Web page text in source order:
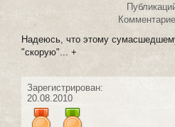
Надеюсь, что этому
"скорую"... +
Зарегистрирован:
20.08.2010